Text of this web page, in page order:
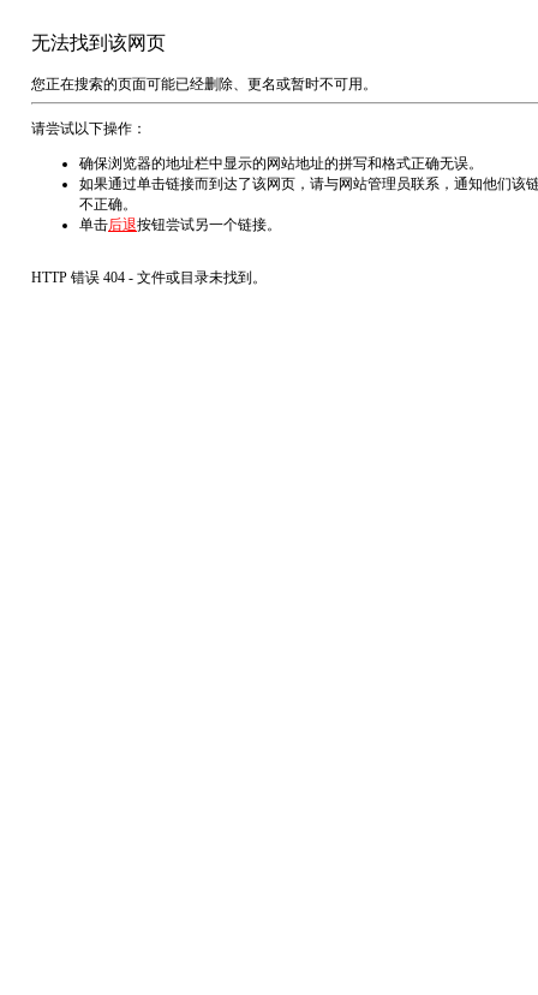
无法找到该网页
您正在搜索的页面可能已经删除、更名或暂时不可用。
请尝试以下操作：
确保浏览器的地址栏中显示的网站地址的拼写和格式正确无误。
如果通过单击链接而到达了该网页，请与网站管理员联系，通知他们该
不正确。
单击后退按钮尝试另一个链接。
HTTP 错误 404 - 文件或目录未找到。